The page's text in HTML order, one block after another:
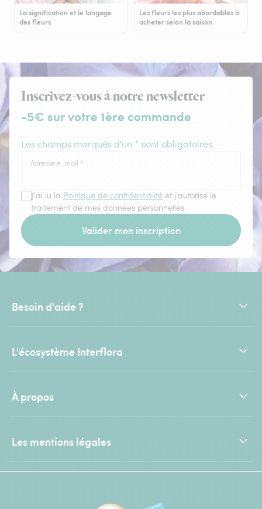
La signification et le langage
des fleurs
Les fleurs les plus abordables à
acheter selon la saison
Inscrivez-vous à notre newsletter
-5€ sur votre 1ère commande
Les champs marqués d'un * sont obligatoires.
Adresse e-mail *
J'ai lu la Politique de confidentialité et j'autorise le
traitement de mes données personnelles.
Valider mon inscription
Besoin d'aide ?
L'écosystème Interflora
À propos
Les mentions légales